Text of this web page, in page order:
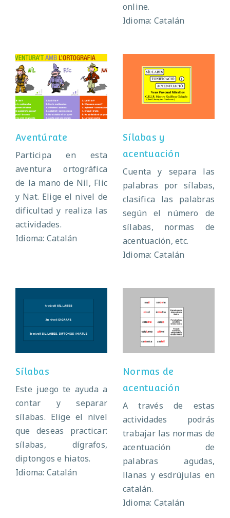
online.
Idioma: Catalán
Aventúrate
Aventúrate
Participa en esta
aventura ortográfica
de la mano de Nil, Flic
y Nat. Elige el nivel de
dificultad y realiza las
actividades.
Idioma: Catalán
Sílabas y
acentuación
Sílabas y
acentuación
Cuenta y separa las
palabras por sílabas,
clasifica las palabras
según el número de
sílabas, normas de
acentuación, etc.
Idioma: Catalán
Sílabas
Sílabas
Este juego te ayuda a
contar y separar
sílabas. Elige el nivel
que deseas practicar:
sílabas, dígrafos,
diptongos e hiatos.
Idioma: Catalán
Normas de
acentuación
Normas de
acentuación
A través de estas
actividades podrás
trabajar las normas de
acentuación de
palabras agudas,
llanas y esdrújulas en
catalán.
Idioma: Catalán